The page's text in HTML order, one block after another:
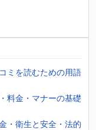
ミを読むための用語
料金・マナーの基礎
・衛生と安全・法的